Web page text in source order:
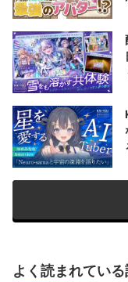
よく読まれてい